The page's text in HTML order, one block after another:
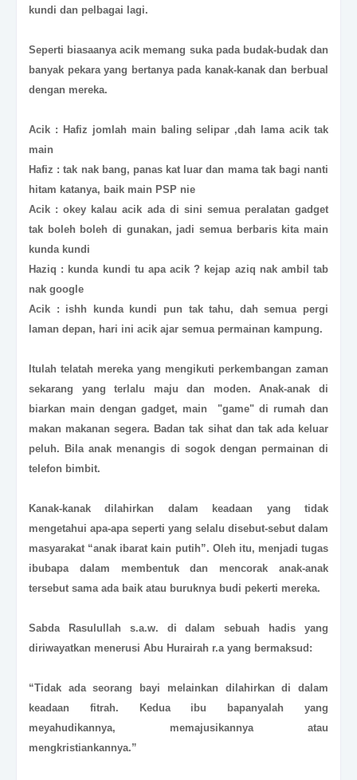
kundi dan pelbagai lagi.
Seperti biasaanya acik memang suka pada budak-budak dan
banyak pekara yang bertanya pada kanak-kanak dan berbual
dengan mereka.
Acik : Hafiz jomlah main baling selipar ,dah lama acik tak
main
Hafiz : tak nak bang, panas kat luar dan mama tak bagi nanti
hitam katanya, baik main PSP nie
Acik : okey kalau acik ada di sini semua peralatan gadget
tak boleh boleh di gunakan, jadi semua berbaris kita main
kunda kundi
Haziq : kunda kundi tu apa acik ? kejap aziq nak ambil tab
nak google
Acik : ishh kunda kundi pun tak tahu, dah semua pergi
laman depan, hari ini acik ajar semua permainan kampung.
Itulah telatah mereka yang mengikuti perkembangan zaman
sekarang yang terlalu maju dan moden. Anak-anak di
biarkan main dengan gadget, main "game" di rumah dan
makan makanan segera. Badan tak sihat dan tak ada keluar
peluh. Bila anak menangis di sogok dengan permainan di
telefon bimbit.
Kanak-kanak dilahirkan dalam keadaan yang tidak
mengetahui apa-apa seperti yang selalu disebut-sebut dalam
masyarakat “anak ibarat kain putih”. Oleh itu, menjadi tugas
ibubapa dalam membentuk dan mencorak anak-anak
tersebut sama ada baik atau buruknya budi pekerti mereka.
Sabda Rasulullah s.a.w. di dalam sebuah hadis yang
diriwayatkan menerusi Abu Hurairah r.a yang bermaksud:
“Tidak ada seorang bayi melainkan dilahirkan di dalam
keadaan fitrah. Kedua ibu bapanyalah yang
meyahudikannya, memajusikannya atau
mengkristiankannya.”